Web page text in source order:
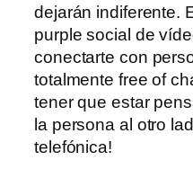
dejarán indiferente.
purple social de
conectarte con
totalmente free of
tener que estar
la persona al otro
telefónica!